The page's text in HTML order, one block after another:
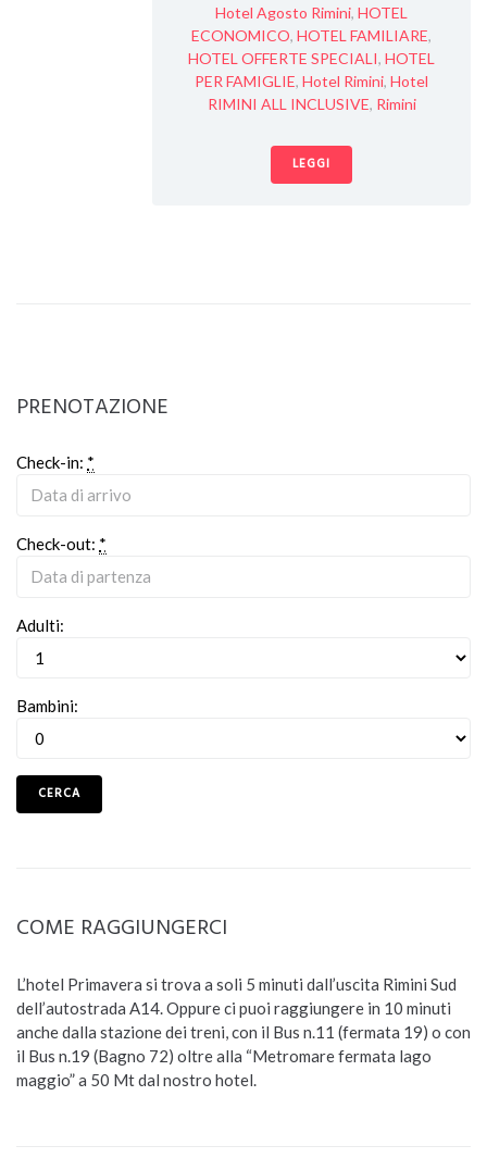
Hotel Agosto Rimini,HOTEL
ECONOMICO,HOTEL FAMILIARE,
HOTEL OFFERTE SPECIALI,HOTEL
PER FAMIGLIE,Hotel Rimini,Hotel
RIMINI ALL INCLUSIVE, Rimini
LEGGI
PRENOTAZIONE
Check-in: *
Check-out: *
Adulti:
Bambini:
COME RAGGIUNGERCI
L’hotel Primavera si trova a soli 5 minuti dall’uscita Rimini Sud
dell’autostrada A14. Oppure ci puoi raggiungere in 10 minuti
anche dalla stazione dei treni, con il Bus n.11 (fermata 19) o con
il Bus n.19 (Bagno 72) oltre alla “Metromare fermata lago
maggio” a 50 Mt dal nostro hotel.